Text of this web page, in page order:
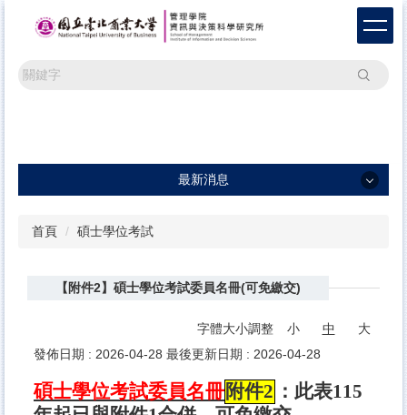
搜尋
最新消息
學術活動
首頁 碩士學位考試
【附件2】碩士學位考試委員名冊(可免繳交)
字體大小調整 小 中
大
發佈日期 : 2026-04-28 最後更新日期 : 2026-04-28
碩士學位考試委員名冊附件2 ： 此表115